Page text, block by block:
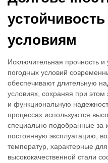
условиям
Исключительная прочность и
погодных условий
обеспечивают длительную
условиях, сохраняя при этом
и функциональную
процессах используются
специально подобранные за
постоянную эксплуатацию,
температур, характерные
высококачественной стали